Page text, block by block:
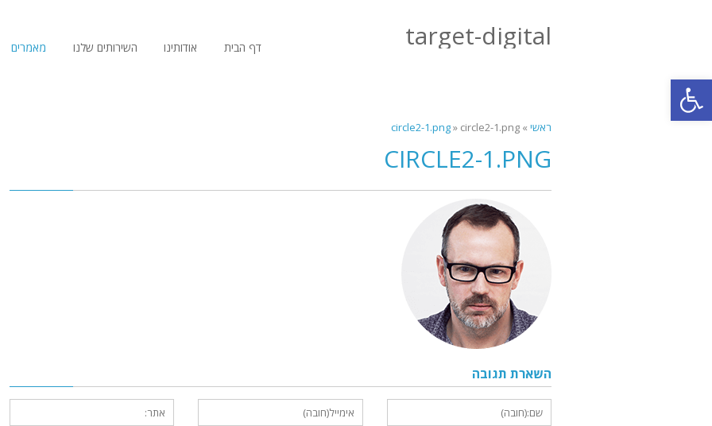
פתח סרגל נגישות
target-digital דף הבית אודותינו השירותים שלנו מאמרים
ראשי »
circle2-1.png» circle2-1.png
CIRCLE2-1.PNG
השארת תגובה